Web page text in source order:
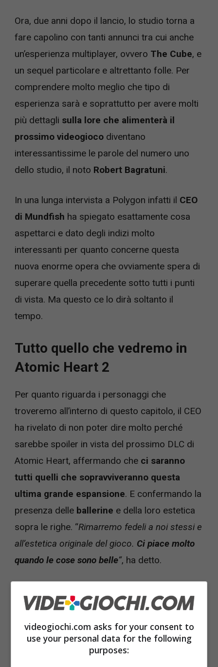
Ora, due anni dopo il lancio, lo studio torna a
fare capolino con tanti annunci tra cui anche
un’esperienza multiplayer, ovvero The Cube, e
un sequel particolare e altrettanto folle. Per
comprendere molto meglio che tipo di
esperienza sarà e soprattutto per avere molti
più dettagli sulla lore che alimenterà il
prossimo videogioco diventano
interessantissime le parole del numero uno
dello studio, il noto Robert Bagratuni.
In una lunga intervista a Polygon infatti il CEO
di Mundfish ha spiegato esattamente cosa
aspettarci e dato degli indizi molto
interessanti per quanto concerne questa
nuova enorme opera che ovviamente spera di
superare quella precedente sotto tutti i punti
di vista. Ma questo ce lo dirà soltanto il
tempo.
Tutto quello che vedremo in
Atomic Heart 2
Per quanto riguarda i personaggi che
troveremo all’interno di questo capitolo, il CEO
ha rivelato di non poter dire molto perché
sarebbe spoiler in vista del prossimo DLC di
Atomic Heart, affermando che ci saranno
tutti quelli che sopravviveranno questa
ultima grande espansione. E confermando la
presenza delle ballerine e della loro estetica
sopra le righe. “Rimarremo fedeli a noi stessi e
all’estetica originale del gioco. Ci piace molto
quando le cose sono belle“, ha detto.
videogiochi.com asks for your consent to
use your personal data for the following
purposes: